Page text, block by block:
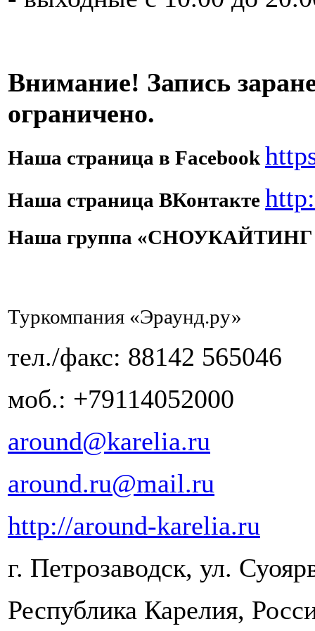
Внимание! Запись
ограничено.
Наша страница в Facebook
Наша страница ВКонтакте
Наша группа
Туркомпания «Эраунд.ру»
тел./факс: 88142 565046
моб.: +79114052000
around@karelia.ru
around.ru@mail.ru
http://around-karelia.ru
г. Петрозаводск, ул.
Республика Карелия,